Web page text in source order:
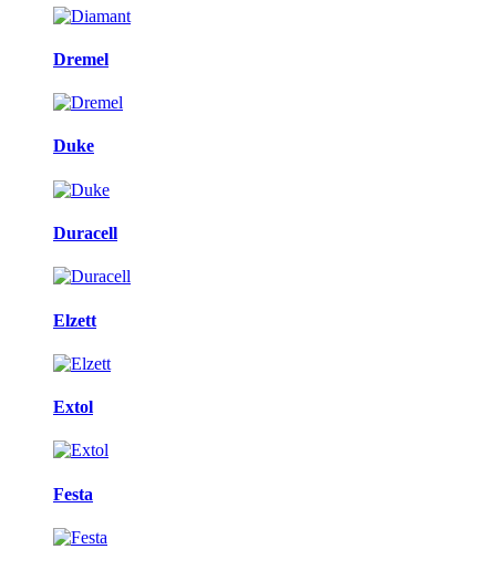
Dremel
Duke
Duracell
Elzett
Extol
Festa